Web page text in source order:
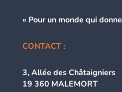
« Pour un monde qui donne
CONTACT :
3, Allée des Châtaigniers
19 360 MALEMORT